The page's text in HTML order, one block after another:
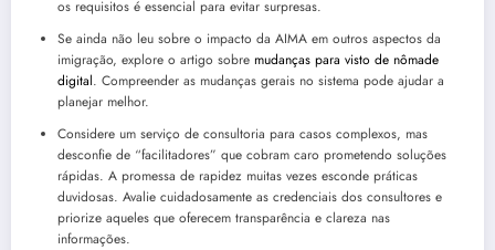
os requisitos é essencial para evitar surpresas.
Se ainda não leu sobre o impacto da AIMA em outros aspectos da
imigração, explore o artigo sobre mudanças para visto de nômade
digital. Compreender as mudanças gerais no sistema pode ajudar a
planejar melhor.
Considere um serviço de consultoria para casos complexos, mas
desconfie de “facilitadores” que cobram caro prometendo soluções
rápidas. A promessa de rapidez muitas vezes esconde práticas
duvidosas. Avalie cuidadosamente as credenciais dos consultores e
priorize aqueles que oferecem transparência e clareza nas
informações.